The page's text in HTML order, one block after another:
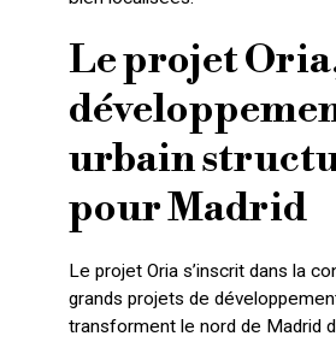
Le projet
urbain
pour Madrid
Le projet Oria s’inscrit dans la
grands projets de
transforment le nord de Madrid